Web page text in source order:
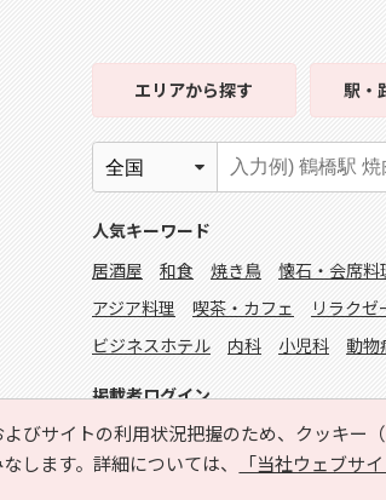
びサイトの利用状況把握のため、クッキー
します。詳細については、
「当社ウェブサ
エリアから探す 駅・
人気キーワード
居酒屋
和食 焼き鳥 懐石・会席料
アジア料理
喫茶・カフェ リラクゼ
ビジネスホテル
内科 小児科 動物
掲載者ログイン